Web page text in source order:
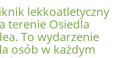
lekkoatletyczny
terenie Osiedla
To wydarzenie
osób w każdym